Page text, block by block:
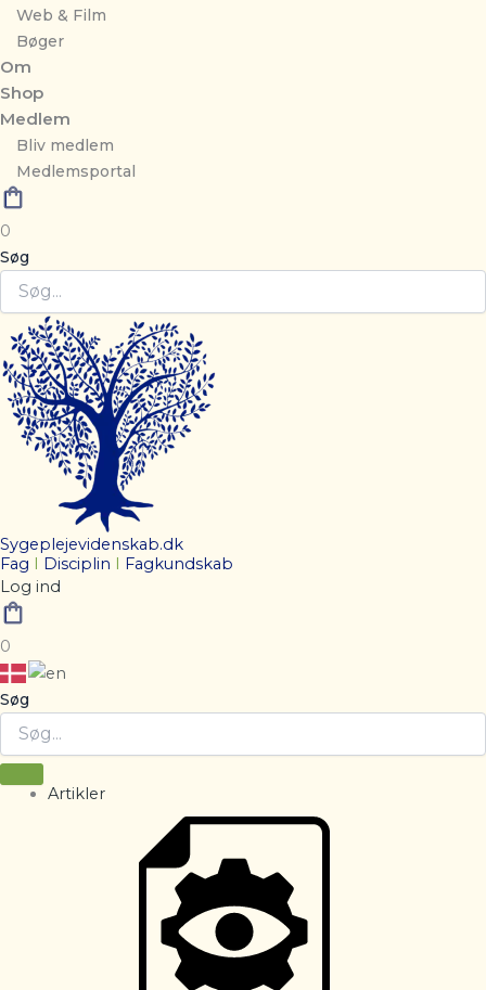
Web & Film
Bøger
Om
Shop
Medlem
Bliv medlem
Medlemsportal
0
Søg
Sygeplejevidenskab.dk
Fag I Disciplin I Fagkundskab
Log ind
0
Søg
Artikler